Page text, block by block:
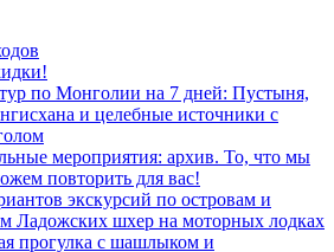
по Монголии на 7 дней: Пустыня,
и целебные источники с
мероприятия: архив. То, что мы
повторить для вас!
экскурсий по островам и
Ладожских шхер на моторных лодках
прогулка с шашлыком и